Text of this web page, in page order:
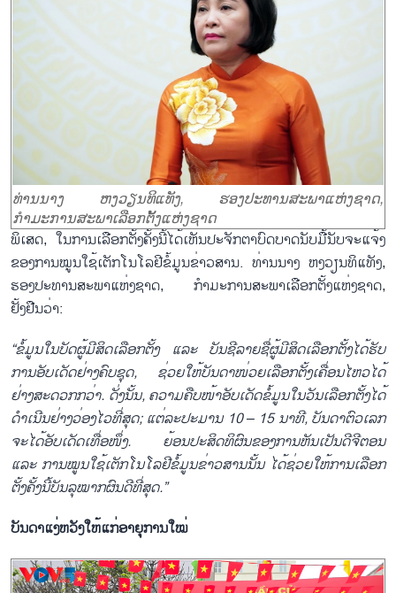
ທ່ານນາງ ຫງວຽນທິແທັງ, ຮອງປະທານສະພາແຫ່ງຊາດ,
ກຳມະການສະພາເລືອກຕັ້ງແຫ່ງຊາດ
ພິເສດ, ໃນການເລືອກຕັ້ງຄັ້ງນີ້ໄດ້ເຫັນປະຈັກຕາບົດບາດນັບມື້ນັບຈະແຈ້ງ
ຂອງການໝູນໃຊ້ເຕັກໂນໂລຢີຂໍ້ມູນຂ່າວສານ. ທ່ານນາງ ຫງວຽນທິແທັງ,
ຮອງປະທານສະພາແຫ່ງຊາດ, ກຳມະການສະພາເລືອກຕັ້ງແຫ່ງຊາດ,
ຢັ້ງຢືນວ່າ:
“ຂໍ້ມູນໃນບັດຜູ້ມີສິດເລືອກຕັ້ງ ແລະ ບັນຊີລາຍຊື່ຜູ້ມີສິດເລືອກຕັ້ງໄດ້ຮັບ
ການອັບເດັດຢ່າງຄົບຊຸດ, ຊ່ວຍໃຫ້ບັນດາໜ່ວຍເລືອກຕັ້ງເຄື່ອນໄຫວໄດ້
ຢ່າງສະດວກກວ່າ. ດັ່ງນັ້ນ, ຄວາມຄືບໜ້າອັບເດັດຂໍ້ມູນໃນວັນເລືອກຕັ້ງໄດ້
ດຳເນີນຢ່າງວ່ອງໄວທີ່ສຸດ; ແຕ່ລະປະມານ 10– 15 ນາທີ, ບັນດາຕົວເລກ
ຈະໄດ້ອັບເດັດເທື່ອໜຶ່ງ. ຍ້ອນປະສິດທິຜົນຂອງການຫັນເປັນດີຈີຕອນ
ແລະ ການໝູນໃຊ້ເຕັກໂນໂລຢີຂໍ້ມູນຂ່າວສານນັ້ນ ໄດ້ຊ່ວຍໃຫ້ການເລືອກ
ຕັ້ງຄັ້ງນີ້ບັນລຸໝາກຜົນດີທີ່ສຸດ.”
ບັນດາແງ່ຫວັງໃຫ້ແກ່ອາຍຸການໃໝ່